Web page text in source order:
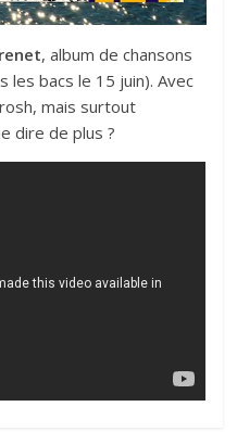
, album de chansons
les bacs le 15 juin). Avec
mais surtout
dire de plus ?